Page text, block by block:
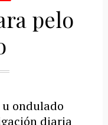
pelo
ondulado
diaria